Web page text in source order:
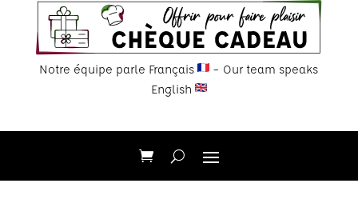
Notre équipe parle Français
– Our team speaks
English